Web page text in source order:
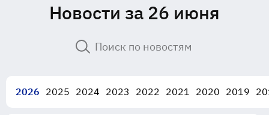
Новости за 26 июня
2026 2025 2024 2023 2022 2021 2020 2019